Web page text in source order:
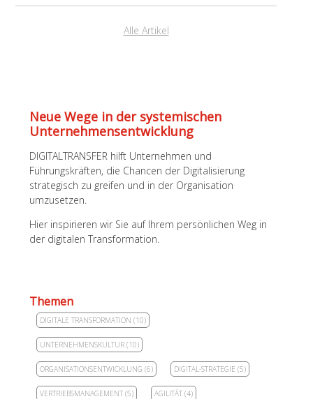
Alle Artikel
Neue Wege in der systemischen
Unternehmens­entwicklung
DIGITALTRANSFER hilft Unternehmen und
Führungskräften, die Chancen der Digitalisierung
strategisch zu greifen und in der Organisation
umzusetzen.
Hier inspirieren wir Sie auf Ihrem persönlichen Weg in
der digitalen Transformation.
Themen
DIGITALE TRANSFORMATION(10)
UNTERNEHMENSKULTUR(10)
ORGANISATIONSENTWICKLUNG(6) DIGITAL-STRATEGIE(5)
VERTRIEBSMANAGEMENT(5) AGILITÄT(4)